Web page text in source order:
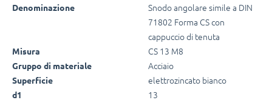
Denominazione
Snodo angolare simile a DIN
71802 Forma CS con
cappuccio di tenuta
Misura CS 13 M8
Gruppo di materiale Acciaio
Superficie elettrozincato bianco
d1 13